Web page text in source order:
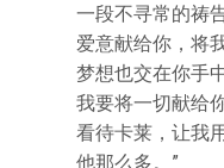
一段不寻常的祷
爱意献给你，将
梦想也交在你手
我要将一切献给
看待卡莱，让我
他那么多。”